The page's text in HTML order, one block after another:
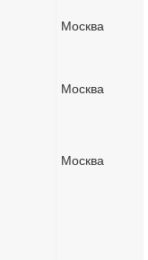
Москва
Москва
Москва